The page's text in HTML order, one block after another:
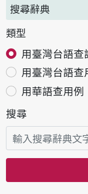
搜尋辭典
類型
用臺灣台語查
用臺灣台語查
用華語查用例
搜尋